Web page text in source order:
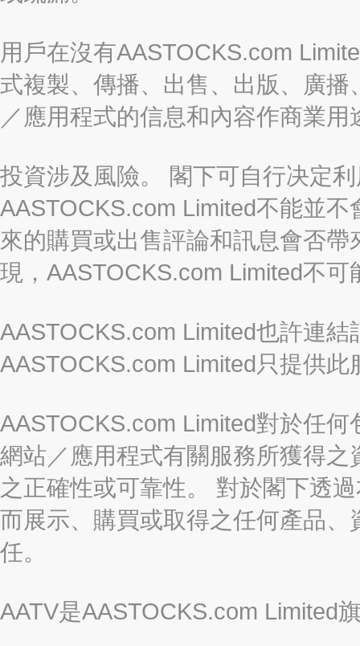
用戶在沒有AASTOCKS.com
式複製、傳播、出售、出版、廣
／應用程式的信息和內容作商業用
投資涉及風險。 閣下可自行决定
AASTOCKS.com Limited不能並
來的購買或出售評論和訊息會否
現，AASTOCKS.com Limited不
AASTOCKS.com Limited也許連
AASTOCKS.com Limited只提供
AASTOCKS.com Limited對於任
網站／應用程式有關服務所獲得
之正確性或可靠性。 對於閣下透
而展示、購買或取得之任何產品
任。
AATV是AASTOCKS.com Limited